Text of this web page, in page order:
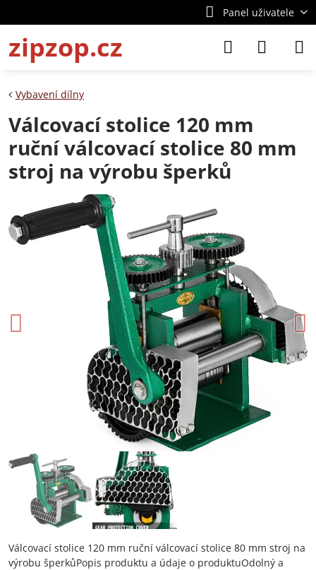
Panel uživatele
zipzop.cz
Vybavení dílny
Válcovací stolice 120 mm
ruční válcovací stolice 80 mm
stroj na výrobu šperků
Válcovací stolice 120 mm ruční válcovací stolice 80 mm stroj na
výrobu šperkůPopis produktu a údaje o produktuOdolný a